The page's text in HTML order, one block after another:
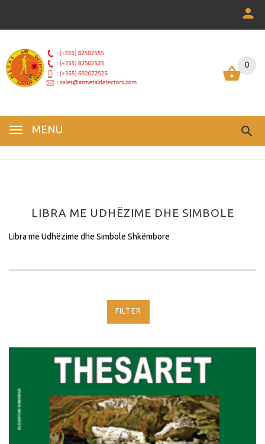
0
MENU
0
LIBRA ME UDHËZIME DHE SIMBOLE
Libra me Udhëzime dhe Simbole Shkëmbore
FILTER